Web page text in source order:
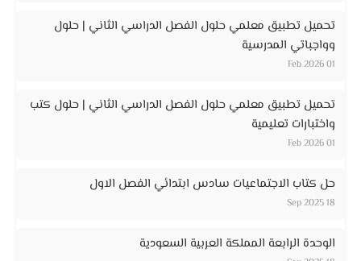
تحميل تطبيق معلمي حلول الفصل الدراسي الثاني | حلول
وواجباتي المدرسية
01 Feb 2026
تحميل تطبيق معلمي حلول الفصل الدراسي الثاني | حلول كتب
واختبارات تعليمية
01 Feb 2026
حل كتاب الاجتماعيات سادس ابتدائي الفصل الاول
18 Sep 2025
الوحدة الرابعة المملكة العربية السعودية